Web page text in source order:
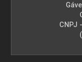
CNPJ